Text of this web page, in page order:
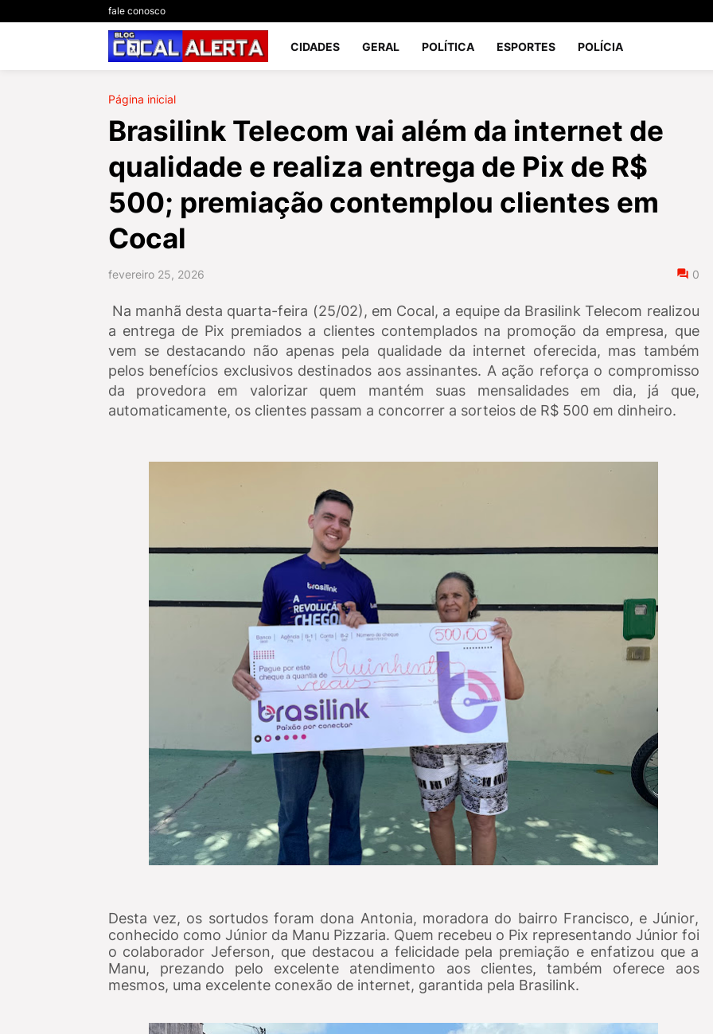
fale conosco
CIDADES GERAL POLÍTICA ESPORTES POLÍCIA
Página inicial
Brasilink Telecom vai além da internet de
qualidade e realiza entrega de Pix de R$
500; premiação contemplou clientes em
Cocal
fevereiro 25, 2026 0
Na manhã desta quarta-feira (25/02), em Cocal, a equipe da Brasilink Telecom realizou
a entrega de Pix premiados a clientes contemplados na promoção da empresa, que
vem se destacando não apenas pela qualidade da internet oferecida, mas também
pelos benefícios exclusivos destinados aos assinantes. A ação reforça o compromisso
da provedora em valorizar quem mantém suas mensalidades em dia, já que,
automaticamente, os clientes passam a concorrer a sorteios de R$ 500 em dinheiro.
Desta vez, os sortudos foram dona Antonia, moradora do bairro Francisco, e Júnior,
conhecido como Júnior da Manu Pizzaria. Quem recebeu o Pix representando Júnior foi
o colaborador Jeferson, que destacou a felicidade pela premiação e enfatizou que a
Manu, prezando pelo excelente atendimento aos clientes, também oferece aos
mesmos, uma excelente conexão de internet, garantida pela Brasilink.